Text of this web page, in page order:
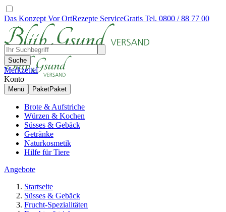
Das Konzept Vor OrtRezepte ServiceGratis Tel. 0800 / 88 77 00
Suche
Merkzettel
Konto
Menü PaketPaket
Brote & Aufstriche
Würzen & Kochen
Süsses & Gebäck
Getränke
Naturkosmetik
Hilfe für Tiere
Angebote
Startseite
Süsses & Gebäck
Frucht-Spezialitäten